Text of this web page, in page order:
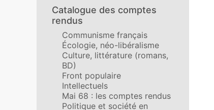
Catalogue des comptes
rendus
Communisme français
Écologie, néo-libéralisme
Culture, littérature (romans,
BD)
Front populaire
Intellectuels
Mai 68 : les comptes rendus
Politique et société en